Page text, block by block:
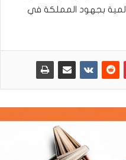
بجهود المملكة في